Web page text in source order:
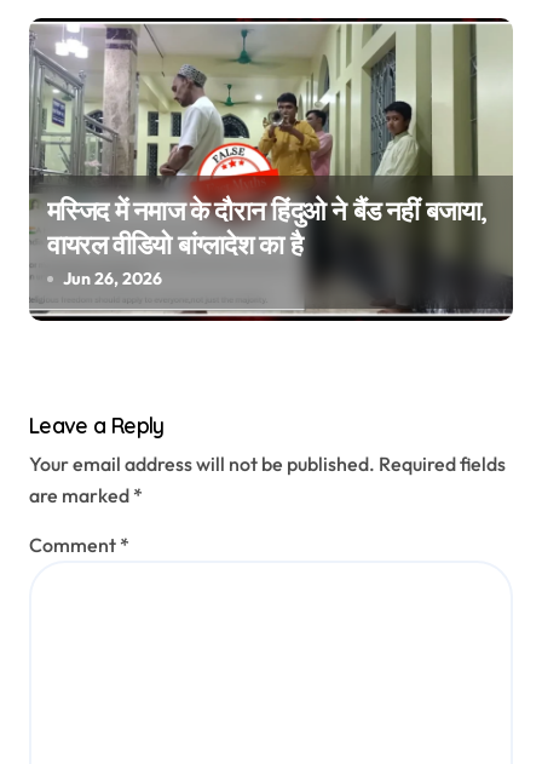
मस्जिद में नमाज के दौरान हिंदुओ ने बैंड नहीं बजाया,
वायरल वीडियो बांग्लादेश का है
Jun 26, 2026
Leave a Reply
Your email address will not be published. Required fields
are marked *
Comment *